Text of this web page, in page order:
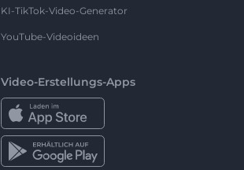
KI-TikTok-Video-Generator
YouTube-Videoideen
Video-Erstellungs-Apps